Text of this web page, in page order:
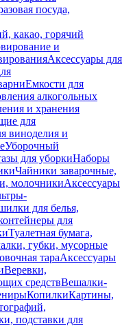
посуда,
какао, горячий
и
Аксессуары для
Емкости для
алкогольных
и хранения
для
виноделия и
Уборочный
для уборкиНаборы
Чайники заварочные,
молочникиАксессуары
для белья,
для
Туалетная бумага,
губки, мусорные
тараАксессуары
Веревки,
средствВешалки-
КопилкиКартины,
подставки для